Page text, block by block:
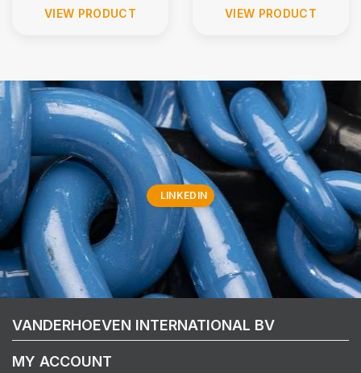
VIEW PRODUCT VIEW PRODUCT
LINKEDIN
VANDERHOEVEN INTERNATIONAL BV
MY ACCOUNT